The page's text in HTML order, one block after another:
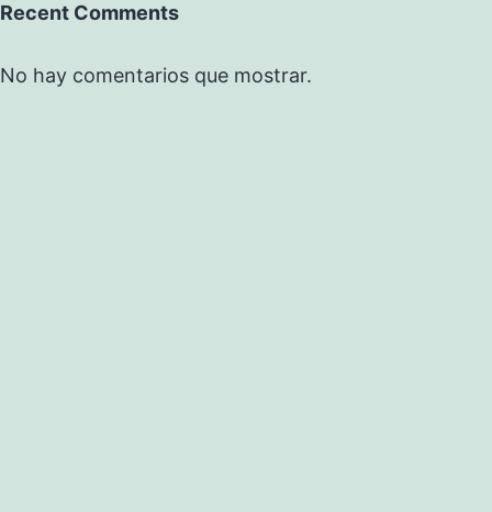
Recent Comments
No hay comentarios que mostrar.